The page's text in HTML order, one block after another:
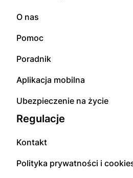
O nas
Pomoc
Poradnik
Aplikacja mobilna
Ubezpieczenie na życie
Regulacje
Kontakt
Polityka prywatności i